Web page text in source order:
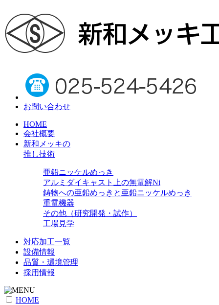
お問い合わせ
HOME
会社概要
新和メッキの
推し技術
亜鉛ニッケルめっき
アルミダイキャスト上の無電解Ni
鋳物への亜鉛めっきと亜鉛ニッケルめっき
重電機器
その他（研究開発・試作）
工場見学
対応加工一覧
設備情報
品質・環境管理
採用情報
HOME